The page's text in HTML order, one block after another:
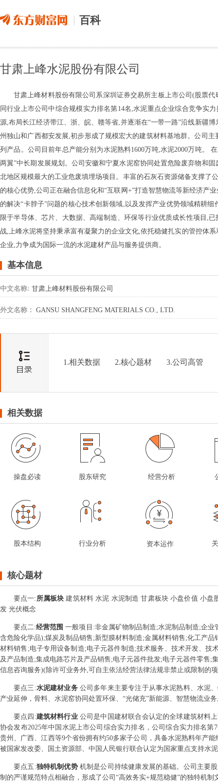
百科
甘肃上峰水泥股份有限公司
甘肃上峰材料股份有限公司系深圳证券交易所主板上市公司(股票
同行业上市公司中综合规模实力排名第14名,水泥重点企业综合竞争实
源,布局长江经济带江、浙、皖、赣等省,并逐渐在“一带一路”沿线新疆
州独山和广西都安发展,初步形成了规模宏大的建筑材料基地群。公司
列产品。公司目前年总产能分别为水泥熟料1600万吨,水泥2000万吨。
两翼”中长期发展规划。公司安徽和宁夏水泥窑协同处置危险废弃物和
北地区规模最大的工业危废填埋场项目。丰富的石灰石资源储备支撑了
的核心优势,公司正在融合信息化和“互联网+”打造智慧物流等新经济产
的解决“卡脖子”问题的核心技术创新领域,以及发挥产业优势领域精耕
限于半导体、芯片、大数据、高端制造、环保等行业优质成长性项目,
战,上峰水泥将坚持秉承富有凝聚力的企业文化,依托稳健扎实的管控体
企业,力争成为国际一流的水泥建材产品与服务提供商。
基本信息
中文名称: 甘肃上峰材料股份有限公司
外文名称： GANSU SHANGFENG MATERIALS CO., LTD.
1.相关数据 2.核心题材 3.公司高管
相关数据
操盘必读 股东研究 经营分析
股本结构 行业分析 资本运作
核心题材
要点一: 所属板块建筑材料 水泥 水泥制造 甘肃板块 小盘价值 小
发 光伏概念
要点二:经营范围一般项目:非金属矿物制品制造;水泥制品制造;企
含危险化学品);煤炭及制品销售;新型膜材料制造;金属材料销售;化工产
材料销售;电子专用设备制造;电子元器件制造;技术服务、技术开发、
及产品制造;集成电路芯片及产品销售;电子元器件批发;电子元器件零售
信息咨询服务)(除许可业务外,可自主依法经营法律法规非禁止或限制的
要点三 :水泥建材业务 公司多年来主要专注于从事水泥熟料、水泥
产业延伸，骨料、水泥窑协同处置环保、“光储充”新能源、智慧物流业
要点 四 :建筑材料行业 公司是中国建材联合会认定的全球建筑材料
协会发布2025年中国水泥上市公司综合实力排名，公司综合实力排名
贵州、广西、江西等9个省份拥有约50多家子公司，具备水泥熟料年产
被国家发改委、国土资源部、中国人民银行联合认定为国家重点支持水
要点五 :独特机制优势 机制是公司持续健康发展的基础。公司主要
制的严谨规范特点相融合，形成了公司“高效务实+规范稳健”的独特机